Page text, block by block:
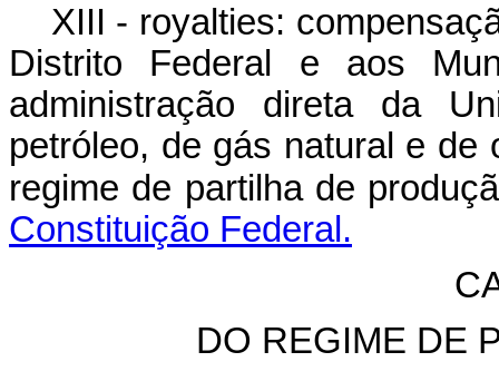
XIII - royalties:
Distrito Federal e aos
administração direta da
petróleo, de gás natural e de
regime de partilha de
Constituição Federal.
DO REGIME DE